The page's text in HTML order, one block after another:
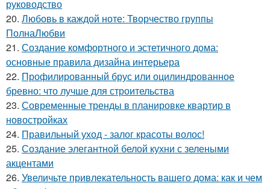
руководство
20. Любовь в каждой ноте: Творчество группы
ПолнаЛюбви
21. Создание комфортного и эстетичного дома:
основные правила дизайна интерьера
22. Профилированный брус или оцилиндрованное
бревно: что лучше для строительства
23. Современные тренды в планировке квартир в
новостройках
24. Правильный уход - залог красоты волос!
25. Создание элегантной белой кухни с зелеными
акцентами
26. Увеличьте привлекательность вашего дома: как и чем